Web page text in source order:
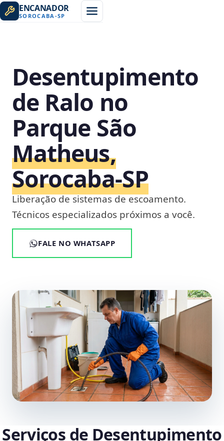
ENCANADOR
SOROCABA -SP
Desentupimento
de Ralo no
Parque São
Matheus,
Sorocaba‑SP
Liberação de sistemas de escoamento.
Técnicos especializados próximos a você.
FALE NO WHATSAPP
Serviços de Desentupimento